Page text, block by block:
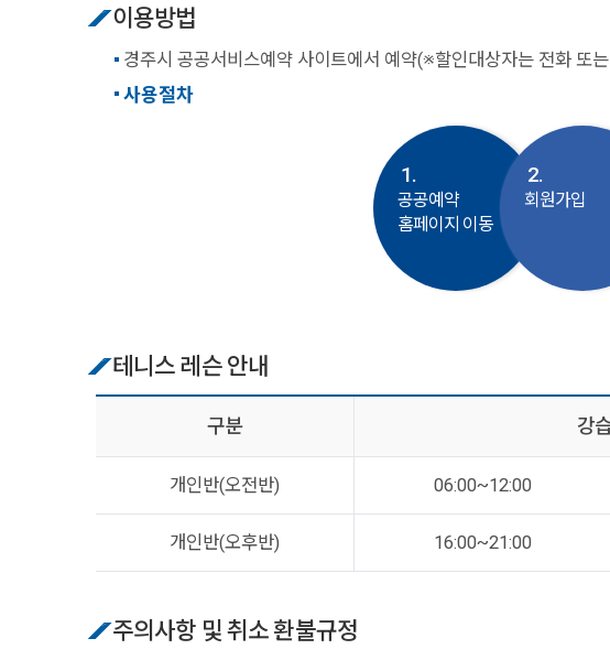
이용방법
경주시 공공서비스예약 사이트에서 예약(※할인대상자는 전화 또
사용절차
1.
공공예약
홈페이지 이동
2.
회원가입
테니스 레슨 안내
구분 강
개인반(오전반) 06:00~12:00
개인반(오후반)
16:00~21:00
주의사항 및 취소 환불규정